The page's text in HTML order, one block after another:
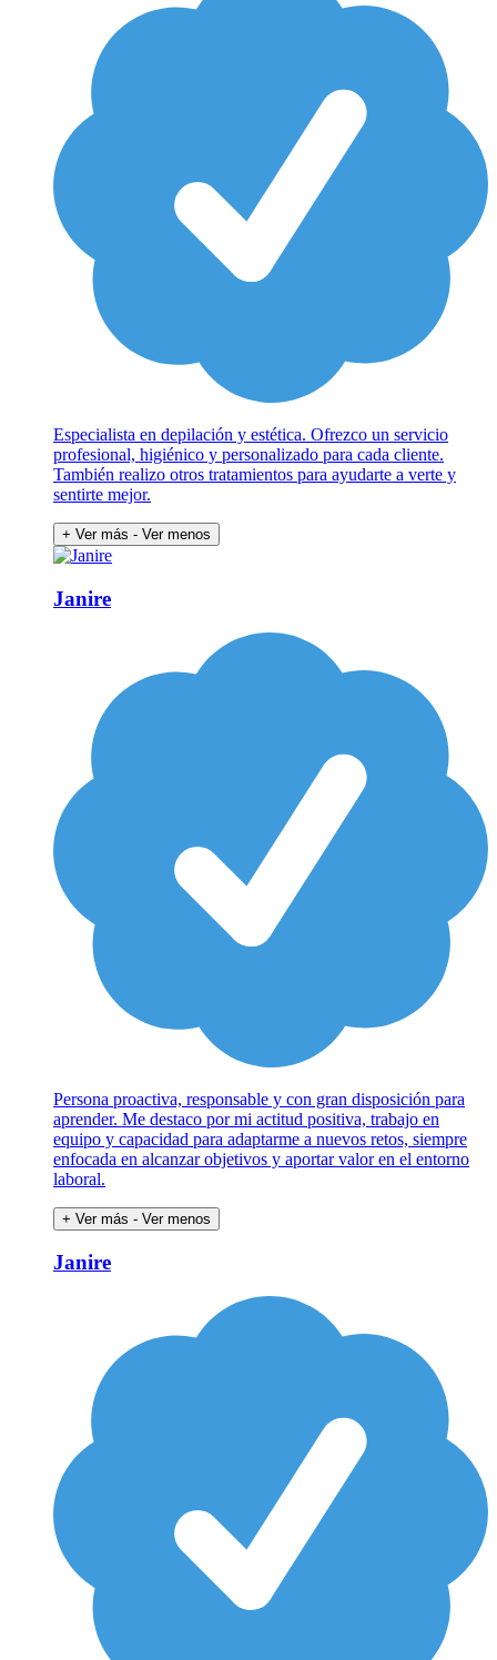
Especialista en depilación y estética. Ofrezco un servicio
profesional, higiénico y personalizado para cada cliente.
También realizo otros tratamientos para ayudarte a verte y
sentirte mejor.
+ Ver más - Ver menos
Janire
Persona proactiva, responsable y con gran disposición para
aprender. Me destaco por mi actitud positiva, trabajo en
equipo y capacidad para adaptarme a nuevos retos, siempre
enfocada en alcanzar objetivos y aportar valor en el entorno
laboral.
+ Ver más - Ver menos
Janire